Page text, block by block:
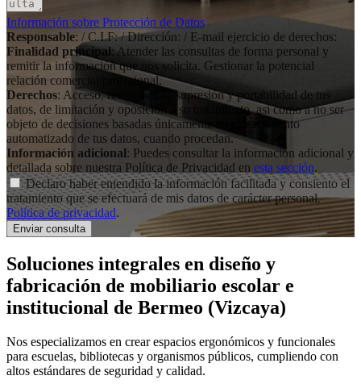
Información sobre Protección de Datos
Responsable: / C.I.F: / Dirección: / E-mail ejercicio de derechos:
Finalidad principal: Atender las consultas de forma personal y
remitir la información que nos solicita. Gestionar la potencial
relación comercial/profesional.
Derechos: Acceso, rectificación, supresión y portabilidad de tus
datos, de limitación y oposición a su tratamiento, así como a no ser
objeto de decisiones basadas únicamente en el tratamiento
automatizado de tus datos, cuando procedan.
Información adicional: Puedes consultar la información adicional y
detallada sobre nuestra Política de Privacidad en esta sección.
Declaro haber entendido la información facilitada y consiento el
tratamiento que se efectuará de mis datos de carácter personal.
Política de privacidad.
Soluciones integrales en diseño y
fabricación de mobiliario escolar e
institucional de Bermeo (Vizcaya)
Nos especializamos en crear espacios ergonómicos y funcionales
para escuelas, bibliotecas y organismos públicos, cumpliendo con
altos estándares de seguridad y calidad.